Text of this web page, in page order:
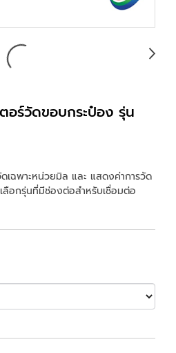
อร์วัดขอบกระป๋อง รุ่น
เฉพาะหน่วยมิล และ แสดงค่าการวัด
ลือกรุ่นที่มีช่องต่อสำหรับเชื่อมต่อ